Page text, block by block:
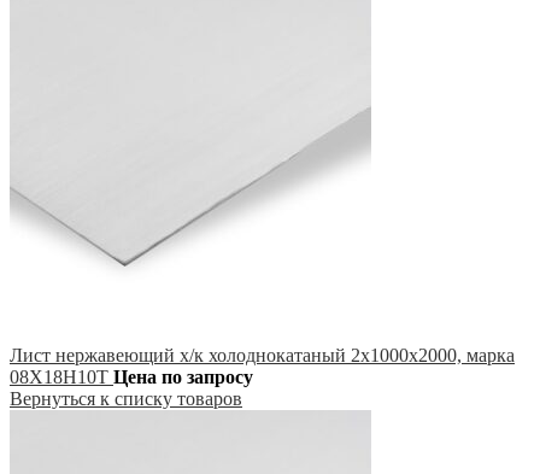
Лист нержавеющий х/к холоднокатаный 2х1000х2000, марка
08Х18Н10Т Цена по запросу
Вернуться к списку товаров